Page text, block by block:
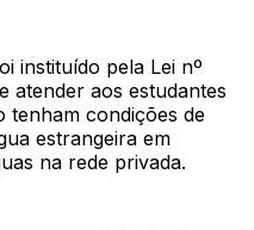
instituído pela Lei nº
atender aos estudantes
tenham condições de
estrangeira em
na rede privada.